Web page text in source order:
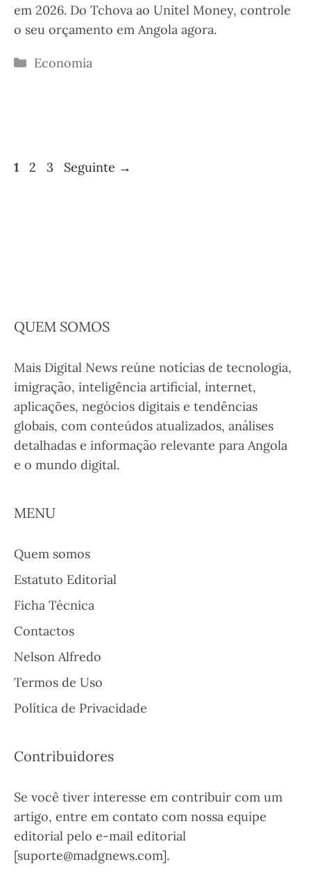
em 2026. Do Tchova ao Unitel Money, controle
o seu orçamento em Angola agora.
Categorias
Economia
Página
1 Página
2 Página
3 Seguinte →
QUEM SOMOS
Mais Digital News reúne notícias de tecnologia,
imigração, inteligência artificial, internet,
aplicações, negócios digitais e tendências
globais, com conteúdos atualizados, análises
detalhadas e informação relevante para Angola
e o mundo digital.
MENU
Quem somos
Estatuto Editorial
Ficha Técnica
Contactos
Nelson Alfredo
Termos de Uso
Política de Privacidade
Contribuidores
Se você tiver interesse em contribuir com um
artigo, entre em contato com nossa equipe
editorial pelo e-mail editorial
[suporte@madgnews.com].